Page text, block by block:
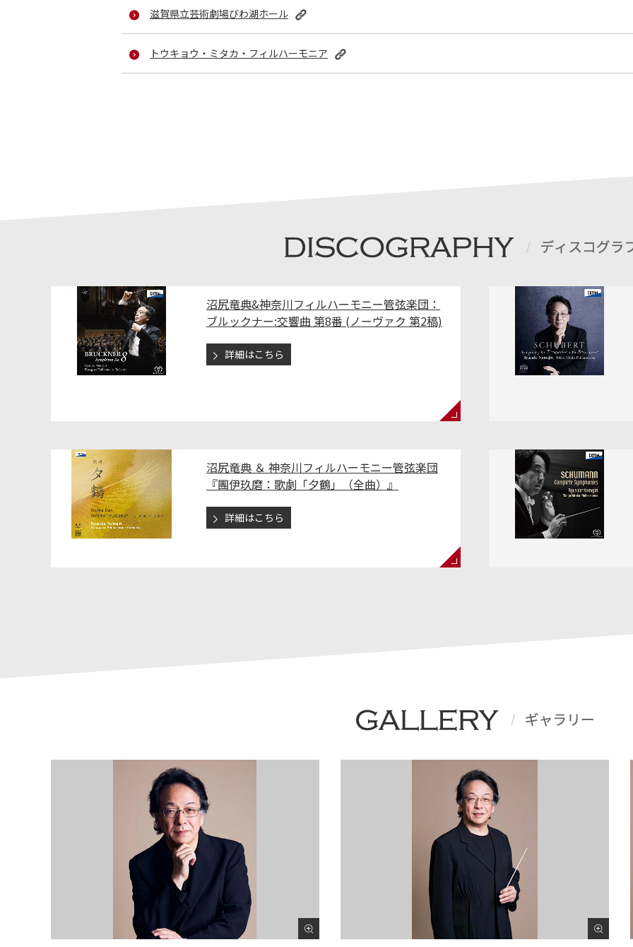
滋賀県立芸術劇場びわ湖ホール
トウキョウ・ミタカ・フィルハーモニア
沼尻竜典&神奈川フィルハーモニー管弦楽団：
ブルックナー:交響曲 第8番 (ノーヴァク 第2稿)
詳細はこちら
沼尻竜典 ＆ 神奈川フィルハーモニー管弦楽団
『團伊玖磨：歌劇「夕鶴」（全曲）』
詳細はこちら